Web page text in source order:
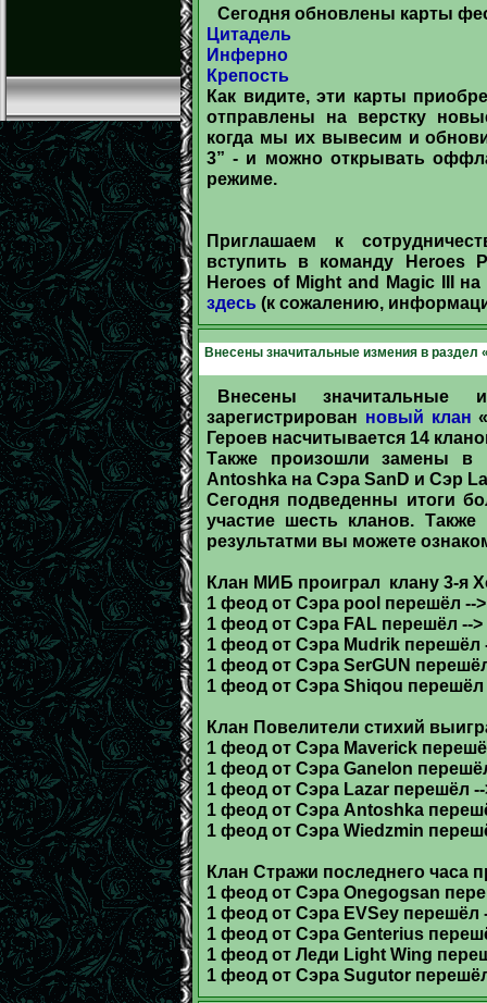
Сегодня обновлены карты
Цитадель
Инферно
Крепость
Как видите, эти карты
отправлены на верстку
когда мы их вывесим и
3” - и можно открывать
режиме.
Приглашаем к
вступить в команду Heroes
Heroes of Might and Magic III
здесь (к сожалению,
Внесены значитальные измения в раздел
Внесены значитальные
зарегистрирован новый клан
Героев насчитывается 14
Также произошли замены в
Antoshka на Сэра SanD и Сэр
Сегодня подведенны итоги
участие шесть кланов.
результатми вы можете
Клан МИБ проиграл клану 3-я
1 феод от Сэра pool перешёл --
1 феод от Сэра FAL перешёл --
1 феод от Сэра Mudrik перешёл
1 феод от Сэра SerGUN
1 феод от Сэра Shiqou
Клан Повелители стихий
1 феод от Сэра Maverick
1 феод от Сэра Ganelon
1 феод от Сэра Lazar перешёл
1 феод от Сэра Antoshka
1 феод от Сэра Wiedzmin
Клан Стражи последнего часа
1 феод от Сэра Onegogsan
1 феод от Сэра EVSey перешёл
1 феод от Сэра Genterius
1 феод от Леди Light Wing
1 феод от Сэра Sugutor